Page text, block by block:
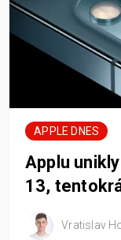
APPLE DNES
Applu
13,
Vratislav